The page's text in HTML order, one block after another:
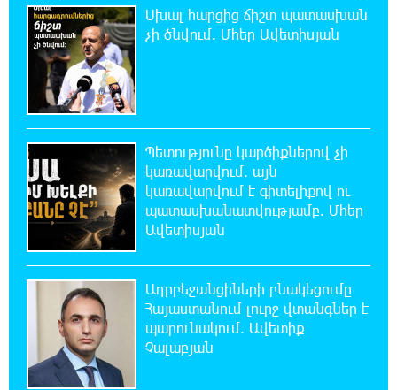
21:48:41 8-08-2026
Ալիևն ու Թրամփը հեռախոսազրույց են
ունեցել
21:29:45 8-08-2026
«Ինտեր»-ը հաղթեց «Յուվենտուս»-ին
21:10:46 8-08-2026
Քրեական վարույթի շրջանակում անձի
անձնական և ընտանեկան կյանքին առնչվող
տվյալների անհարկի հրապարակումն անթույլատրելի է.
ՄԻՊ
20:51:38 8-08-2026
Զելենսկին ու Վուչիչը քննարկել են
համագործակցությունն ընդլայնելու
Սխալ հարցից ճիշտ պատասխան
չի ծնվում. Մհեր Ավետիսյան
Պետությունը կարծիքներով չի
կառավարվում. այն
կառավարվում է գիտելիքով ու
պատասխանատվությամբ. Մհեր
Ավետիսյան
Ադրբեջանցիների բնակեցումը
Հայաստանում լուրջ վտանգներ է
պարունակում. Ավետիք
Չալաբյան